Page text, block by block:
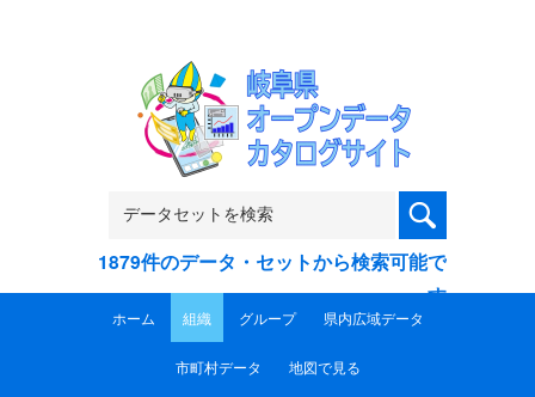
1879件のデータ・セットから検索可能で
す
ホーム 組織 グループ 県内広域データ
市町村データ 地図で見る